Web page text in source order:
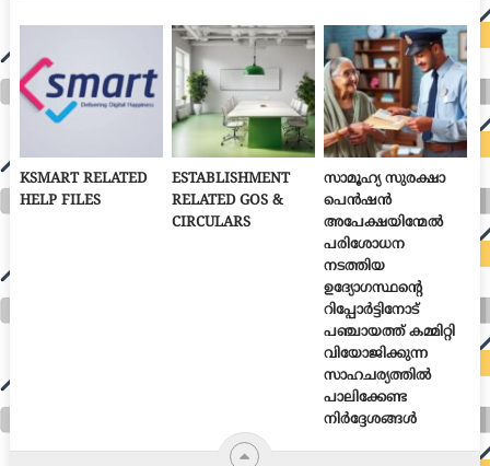
KSMART RELATED
HELP FILES
ESTABLISHMENT
RELATED GOS &
CIRCULARS
സാമൂഹ്യ സുരക്ഷാ
പെൻഷൻ
അപേക്ഷയിന്മേൽ
പരിശോധന
നടത്തിയ
ഉദ്യോഗസ്ഥന്റെ
റിപ്പോർട്ടിനോട്
പഞ്ചായത്ത് കമ്മിറ്റി
വിയോജിക്കുന്ന
സാഹചര്യത്തിൽ
പാലിക്കേണ്ട
നിർദ്ദേശങ്ങൾ